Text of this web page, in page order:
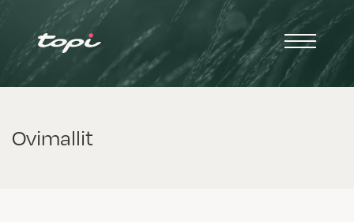
Ovimallit